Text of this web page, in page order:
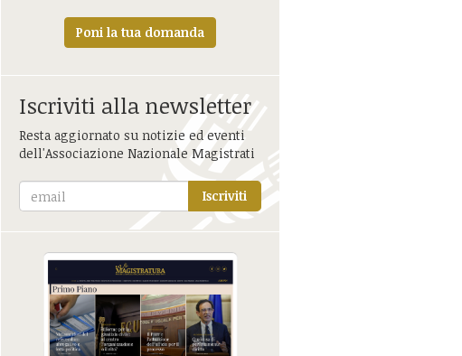
Poni la tua domanda
Iscriviti alla newsletter
Resta aggiornato su notizie ed eventi
dell'Associazione Nazionale Magistrati
Iscriviti